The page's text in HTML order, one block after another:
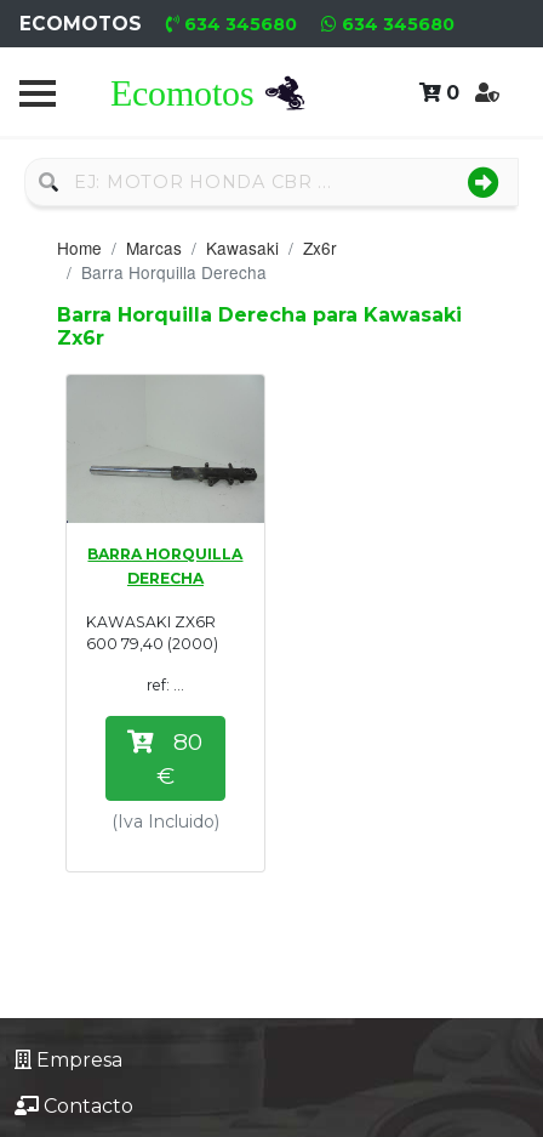
ECOMOTOS 634 345680 634 345680
0
Home
Nuevo
Neumáticos
Campa
Motores
Motores
Usados
Tasaciones
Formulario
Empresa
Contacto
Home Marcas Kawasaki
Zx6r
Barra Horquilla Derecha
Barra Horquilla Derecha para Kawasaki
Zx6r
BARRA HORQUILLA
DERECHA
KAWASAKI ZX6R
600 79,40 (2000)
ref: ...
80
€
(Iva Incluido)
Empresa
Contacto